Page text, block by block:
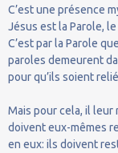
C’est une présence
Jésus est la Parole,
C’est par la Parole
paroles demeurent
pour qu’ils soient
Mais pour cela, il leur
doivent eux-mêmes
en eux: ils doivent